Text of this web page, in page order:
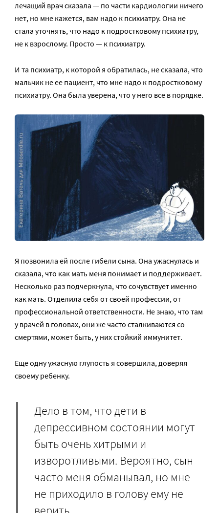
лечащий врач сказала — по части кардиологии ничего
нет, но мне кажется, вам надо к психиатру. Она не
стала уточнять, что надо к подростковому психиатру,
не к взрослому. Просто — к психиатру.
И та психиатр, к которой я обратилась, не сказала, что
мальчик не ее пациент, что мне надо к подростковому
психиатру. Она была уверена, что у него все в порядке.
Я позвонила ей после гибели сына. Она ужаснулась и
сказала, что как мать меня понимает и поддерживает.
Несколько раз подчеркнула, что сочувствует именно
как мать. Отделила себя от своей профессии, от
профессиональной ответственности. Не знаю, что там
у врачей в головах, они же часто сталкиваются со
смертями, может быть, у них стойкий иммунитет.
Еще одну ужасную глупость я совершила, доверяя
своему ребенку.
Дело в том, что дети в
депрессивном состоянии могут
быть очень хитрыми и
изворотливыми. Вероятно, сын
часто меня обманывал, но мне
не приходило в голову ему не